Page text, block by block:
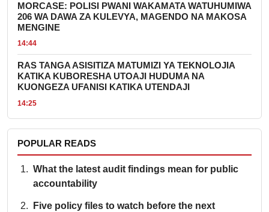
MORCASE: POLISI PWANI WAKAMATA WATUHUMIWA
206 WA DAWA ZA KULEVYA, MAGENDO NA MAKOSA
MENGINE
14:44
RAS TANGA ASISITIZA MATUMIZI YA TEKNOLOJIA
KATIKA KUBORESHA UTOAJI HUDUMA NA
KUONGEZA UFANISI KATIKA UTENDAJI
14:25
POPULAR READS
What the latest audit findings mean for public
accountability
Five policy files to watch before the next